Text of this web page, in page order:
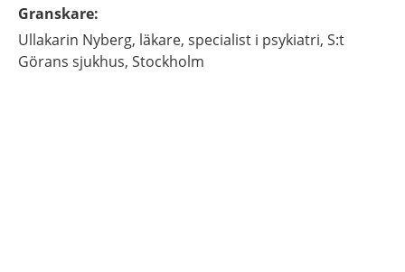
Granskare:
Ullakarin Nyberg, läkare, specialist i psykiatri, S:t
Görans sjukhus, Stockholm